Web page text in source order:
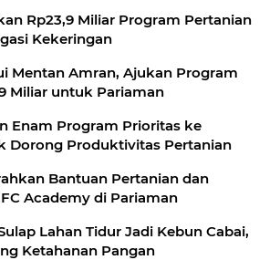
Rp23,9 Miliar Program Pertanian
Kekeringan
Mentan Amran, Ajukan Program
Miliar untuk Pariaman
Enam Program Prioritas ke
Dorong Produktivitas Pertanian
Bantuan Pertanian dan
Academy di Pariaman
Lahan Tidur Jadi Kebun Cabai,
Ketahanan Pangan